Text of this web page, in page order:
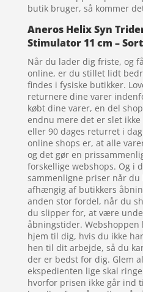
butik bruger, så kommer
Aneros Helix Syn
Stimulator 11 cm –
Når du lader dig friste, og
online, er du stillet lidt
findes i fysiske butikker.
returnere dine varer
købt dine varer, en del
endnu mere det er slet
eller 90 dages returret i
online shops er, at alle
og det gør en
forskellige webshops. Og i
sammenligne priser når
afhængig af butikkers
anden stor fordel, når du
du slipper for, at være
åbningstider. Webshoppen
hjem til dig, hvis du ikke
hen til dit arbejde, så du
der er bedst for dig. Glem
ekspedienten lige skal
hvorfor prisen ikke går ind